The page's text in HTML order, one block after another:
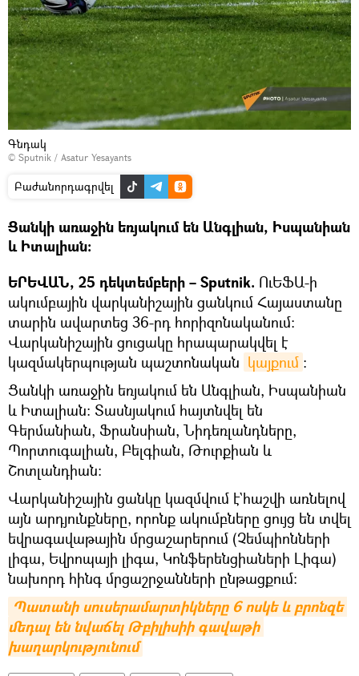
Գնդակ
© Sputnik / Asatur Yesayants
Բաժանորդագրվել
Ցանկի առաջին եռյակում են Անգլիան, Իսպանիան
և Իտալիան:
ԵՐԵՎԱՆ, 25 դեկտեմբերի – Sputnik. ՈւԵՖԱ-ի
ակումբային վարկանիշային ցանկում Հայաստանը
տարին ավարտեց 36-րդ հորիզոնականում։
Վարկանիշային ցուցակը հրապարակվել է
կազմակերպության պաշտոնական կայքում :
Ցանկի առաջին եռյակում են Անգլիան, Իսպանիան
և Իտալիան: Տասնյակում հայտնվել են
Գերմանիան, Ֆրանսիան, Նիդեռլանդները,
Պորտուգալիան, Բելգիան, Թուրքիան և
Շոտլանդիան:
Վարկանիշային ցանկը կազմվում է`հաշվի առնելով
այն արդյունքները, որոնք ակումբները ցույց են տվել
եվրագավաթային մրցաշարերում (Չեմպիոնների
լիգա, Եվրոպայի լիգա, Կոնֆերենցիաների Լիգա)
նախորդ հինգ մրցաշրջանների ընթացքում։
Պատանի սուսերամարտիկները 6 ոսկե և բրոնզե
մեդալ են նվաճել Թբիլիսիի գավաթի
խաղարկությունում